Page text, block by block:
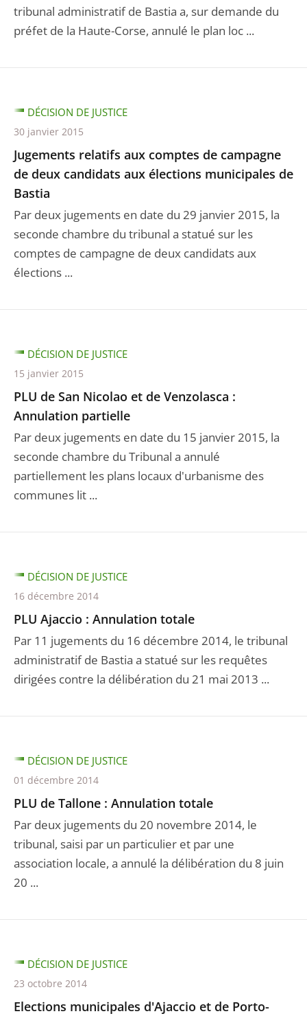
tribunal administratif de Bastia a, sur demande du
préfet de la Haute-Corse, annulé le plan loc ...
Jugements relatifs aux comptes de campagne
de deux candidats aux élections municipales de
Bastia
Par deux jugements en date du 29 janvier 2015, la
seconde chambre du tribunal a statué sur les
comptes de campagne de deux candidats aux
élections ...
DÉCISION DE JUSTICE
30 janvier 2015
PLU de San Nicolao et de Venzolasca :
Annulation partielle
Par deux jugements en date du 15 janvier 2015, la
seconde chambre du Tribunal a annulé
partiellement les plans locaux d'urbanisme des
communes lit ...
DÉCISION DE JUSTICE
15 janvier 2015
PLU Ajaccio : Annulation totale
Par 11 jugements du 16 décembre 2014, le tribunal
administratif de Bastia a statué sur les requêtes
dirigées contre la délibération du 21 mai 2013 ...
DÉCISION DE JUSTICE
16 décembre 2014
PLU de Tallone : Annulation totale
Par deux jugements du 20 novembre 2014, le
tribunal, saisi par un particulier et par une
association locale, a annulé la délibération du 8 juin
20 ...
DÉCISION DE JUSTICE
01 décembre 2014
Elections municipales d'Ajaccio et de Porto-
DÉCISION DE JUSTICE
23 octobre 2014